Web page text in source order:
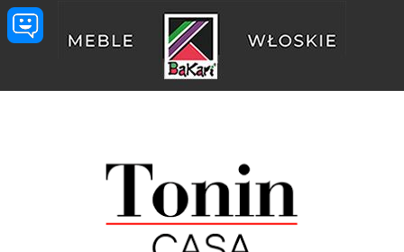
Przejdź do treści